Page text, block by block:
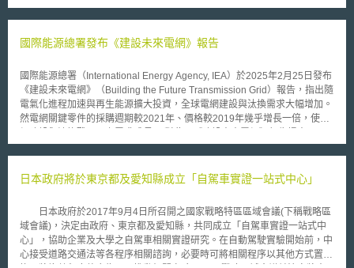
完成將歐盟著作權指令內國法化，Google也因此調整其擷取政策，除非新
取內容；連結稅能否保障新聞業者對其所發布新聞的相關權利，並平衡新聞
務、投資、能力與專業等面向實施全面性的改革，「國防太空戰略」擘劃出
「國防太空戰略」提出三大目標：首先，國防部將支持並捍衛美國在太空中
用以維持美國的太空優勢；其次，美國太空軍（U.S. Space Force）將運用
其先進的國防太空技術優勢以協助美國及其盟友的太空軍事行動，並支持民
間與商用太空技術產業發展；最後，美國將與盟友共同維持太空領域的穩
定，防止任何侵略性的太空活動、建構國際公認的太空行為準則，並支持美
國在太空交通與長期外太空活動的領導地位。 為了達成上述三大目
的組織改造整合資源，以應對敵對勢力的太空軍事行動並建立全面性的太空
與人員於國家與國際聯合軍事行動當中。（3）提升國際對於太空潛在威脅
享、研發與採購（research, development, and acquisition, RD&A）與盟
友、合作夥伴、產業及其他政府部門合作，提出對於國家太空政策與國際太
空行為準則的建議。
國際能源總署發布《建設未來電網》報告
國際能源總署（International Energy Agency, IEA）於2025年2月25日發布
《建設未來電網》（Building the Future Transmission Grid）報告，指出隨
電氣化進程加速與再生能源擴大投資，全球電網建設與汰換需求大幅增加。
然電網關鍵零件的採購週期較2021年、價格較2019年幾乎增長一倍，使電
建議： （1）提升需求明確性：政府應推動長期電網投資計畫與規劃，使供
調與對話，以確保電網零件準時交付並加速潔淨能源轉型。 （3）積極投資
網發展與電力需求同步。 （4）設計採購框架：政府可透過長期合約、標準
化採購程序、互通的電網零件標準，提升電網採購的一致性、可擴增性
（scalability）與投資信心。 （5）簡化許可流程：政府應加速與簡化電網
建設許可程序，並消除不必要的行政障礙。 （6）提升電網效率：電網營運
商可透過數位科技提升電網輸電效率，最大化電網效能。 （7）供應鏈多元
日本政府將於東京都及愛知縣成立「自駕車實證一站式中心」
日本政府於2017年9月4日所召開之國家戰略特區區域會議(下稱戰略區
域會議)，決定由政府、東京都及愛知縣，共同成立「自駕車實證一站式中
心」，協助企業及大學之自駕車相關實證研究。在自動駕駛實驗開始前，中
心接受道路交通法等各程序相關諮詢，必要時可將相關程序以其他方式置